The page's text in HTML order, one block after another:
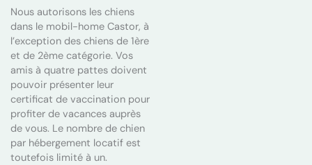
Nous autorisons les chiens
dans le mobil-home Castor, à
l’exception des chiens de 1ère
et de 2ème catégorie. Vos
amis à quatre pattes doivent
pouvoir présenter leur
certificat de vaccination pour
profiter de vacances auprès
de vous. Le nombre de chien
par hébergement locatif est
toutefois limité à un.